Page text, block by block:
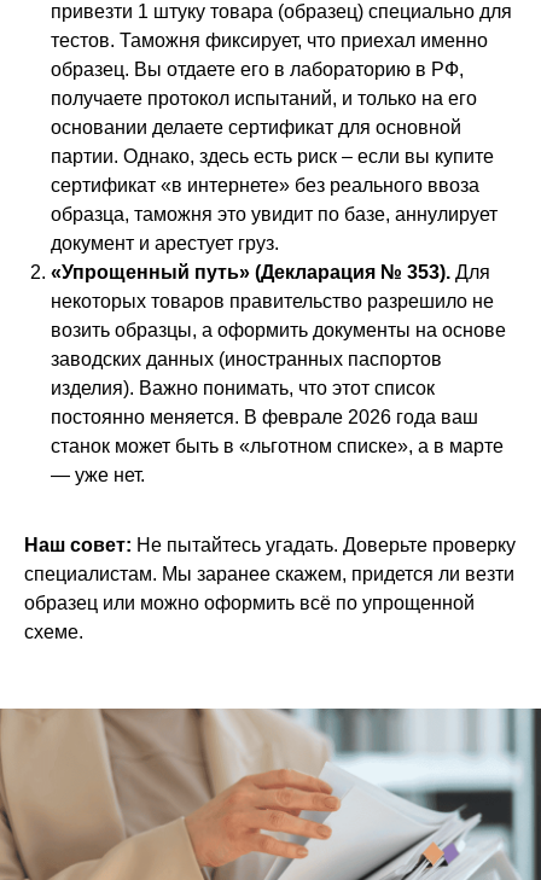
привезти 1 штуку товара (образец) специально для
тестов. Таможня фиксирует, что приехал именно
образец. Вы отдаете его в лабораторию в РФ,
получаете протокол испытаний, и только на его
основании делаете сертификат для основной
партии. Однако, здесь есть риск – если вы купите
сертификат «в интернете» без реального ввоза
образца, таможня это увидит по базе, аннулирует
документ и арестует груз.
«Упрощенный путь» (Декларация № 353). Для
некоторых товаров правительство разрешило не
возить образцы, а оформить документы на основе
заводских данных (иностранных паспортов
изделия). Важно понимать, что этот список
постоянно меняется. В феврале 2026 года ваш
станок может быть в «льготном списке», а в марте
— уже нет.
Наш совет: Не пытайтесь угадать. Доверьте проверку
специалистам. Мы заранее скажем, придется ли везти
образец или можно оформить всё по упрощенной
схеме.